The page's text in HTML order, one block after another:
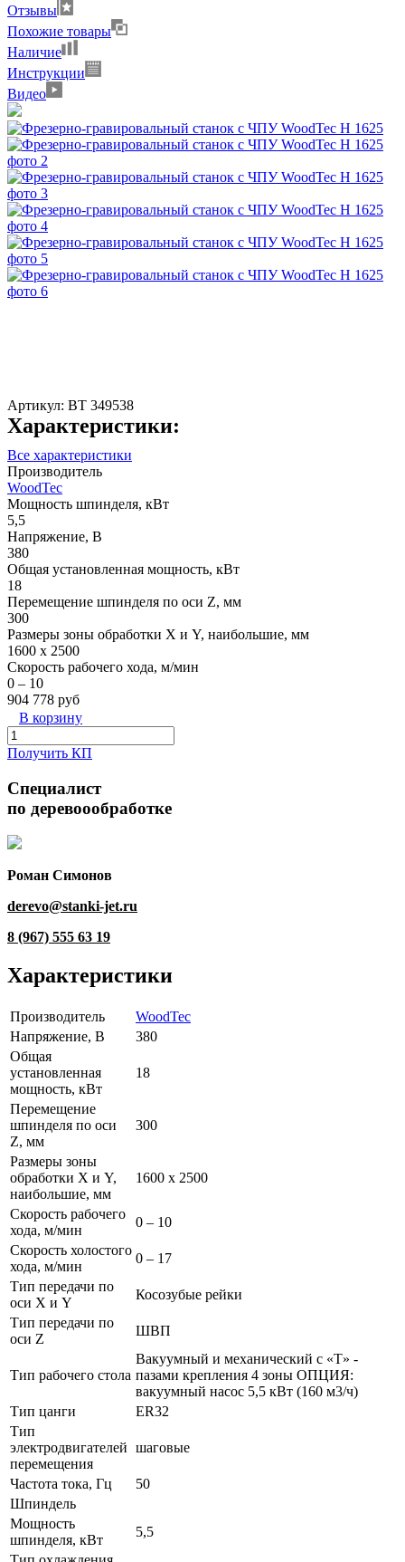
Отзывы
Похожие товары
Наличие
Инструкции
Видео
Артикул: ВТ 349538
Характеристики:
Все характеристики
Производитель
WoodTec
Мощность шпинделя, кВт
5,5
Напряжение, В
380
Общая установленная мощность, кВт
18
Перемещение шпинделя по оси Z, мм
300
Размеры зоны обработки X и Y, наибольшие, мм
1600 х 2500
Скорость рабочего хода, м/мин
0 – 10
904 778 руб
В корзину
Получить КП
Специалист
по деревоообработке
Роман Симонов
derevo@stanki-jet.ru
8 (967) 555 63 19
Характеристики
Производитель
WoodTec
Напряжение, В
380
Общая
установленная
мощность, кВт
18
Перемещение
шпинделя по оси
Z, мм
300
Размеры зоны
обработки X и Y,
наибольшие, мм
1600 х 2500
Скорость рабочего
хода, м/мин
0 – 10
Скорость холостого
хода, м/мин
0 – 17
Тип передачи по
оси X и Y
Косозубые рейки
Тип передачи по
оси Z
ШВП
Тип рабочего стола
Вакуумный и механический с «Т» -
пазами крепления 4 зоны ОПЦИЯ:
вакуумный насос 5,5 кВт (160 м3/ч)
Тип цанги
ER32
Тип
электродвигателей
перемещения
шаговые
Частота тока, Гц
50
Шпиндель
Мощность
шпинделя, кВт
5,5